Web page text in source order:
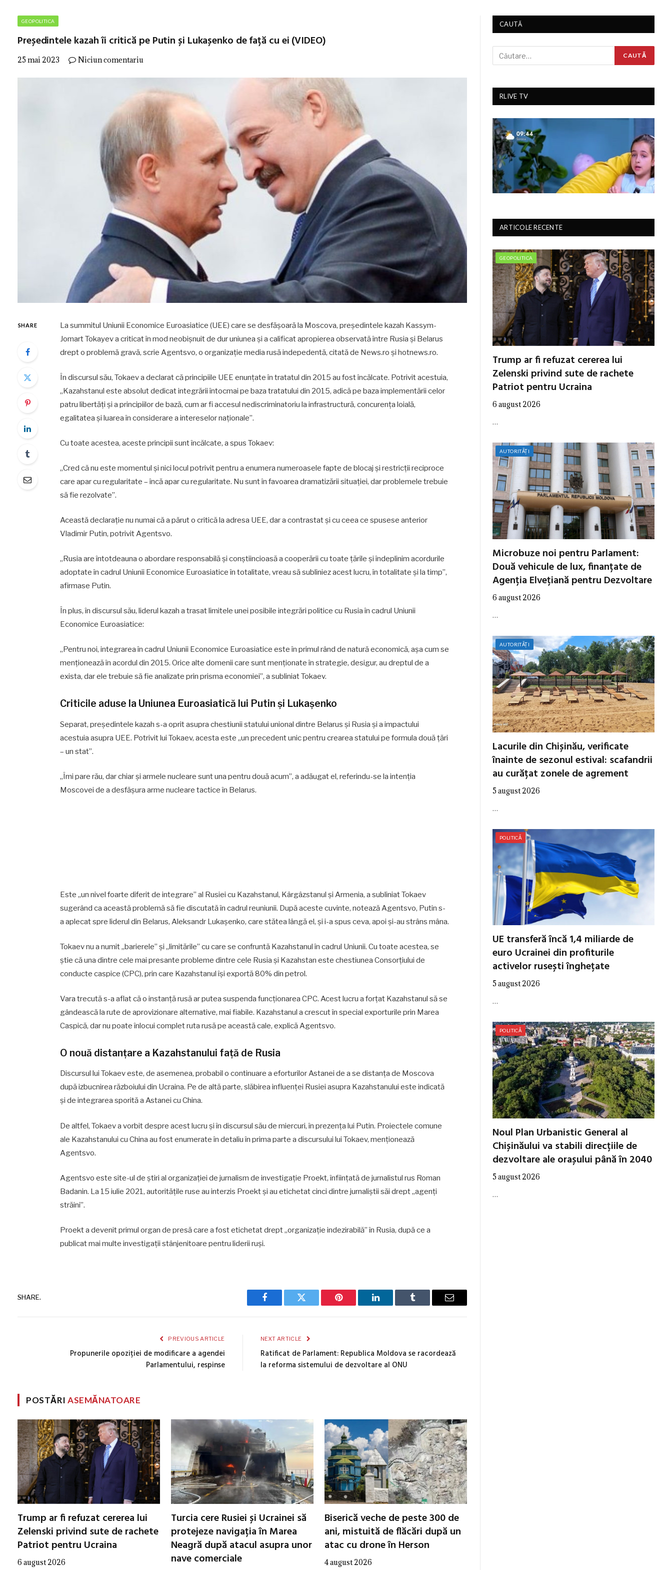
GEOPOLITICA
Președintele kazah îi critică pe Putin și Lukașenko de față cu ei (VIDEO)
25 mai 2023 Niciun comentariu
SHARE
La summitul Uniunii Economice Euroasiatice (UEE) care se desfășoară la Moscova, președintele kazah Kassym-
Jomart Tokayev a criticat în mod neobișnuit de dur uniunea și a calificat apropierea observată între Rusia și Belarus
drept o problemă gravă, scrie Agentsvo, o organizație media rusă indepedentă, citată de News.ro și hotnews.ro.
În discursul său, Tokaev a declarat că principiile UEE enunțate în tratatul din 2015 au fost încălcate. Potrivit acestuia,
„Kazahstanul este absolut dedicat integrării întocmai pe baza tratatului din 2015, adică pe baza implementării celor
patru libertăți și a principiilor de bază, cum ar fi accesul nediscriminatoriu la infrastructură, concurența loială,
egalitatea și luarea în considerare a intereselor naționale”.
Cu toate acestea, aceste principii sunt încălcate, a spus Tokaev:
„Cred că nu este momentul și nici locul potrivit pentru a enumera numeroasele fapte de blocaj și restricții reciproce
care apar cu regularitate – încă apar cu regularitate. Nu sunt în favoarea dramatizării situației, dar problemele trebuie
să fie rezolvate”.
Această declarație nu numai că a părut o critică la adresa UEE, dar a contrastat și cu ceea ce spusese anterior
Vladimir Putin, potrivit Agentsvo.
„Rusia are întotdeauna o abordare responsabilă și conștiincioasă a cooperării cu toate țările și îndeplinim acordurile
adoptate în cadrul Uniunii Economice Euroasiatice în totalitate, vreau să subliniez acest lucru, în totalitate și la timp”,
afirmase Putin.
În plus, în discursul său, liderul kazah a trasat limitele unei posibile integrări politice cu Rusia în cadrul Uniunii
Economice Euroasiatice:
„Pentru noi, integrarea în cadrul Uniunii Economice Euroasiatice este în primul rând de natură economică, așa cum se
menționează în acordul din 2015. Orice alte domenii care sunt menționate în strategie, desigur, au dreptul de a
exista, dar ele trebuie să fie analizate prin prisma economiei”, a subliniat Tokaev.
Criticile aduse la Uniunea Euroasiatică lui Putin și Lukașenko
Separat, președintele kazah s-a oprit asupra chestiunii statului unional dintre Belarus și Rusia și a impactului
acestuia asupra UEE. Potrivit lui Tokaev, acesta este „un precedent unic pentru crearea statului pe formula două țări
– un stat”.
„Îmi pare rău, dar chiar și armele nucleare sunt una pentru două acum”, a adăugat el, referindu-se la intenția
Moscovei de a desfășura arme nucleare tactice în Belarus.
Este „un nivel foarte diferit de integrare” al Rusiei cu Kazahstanul, Kârgâzstanul și Armenia, a subliniat Tokaev
sugerând ca această problemă să fie discutată în cadrul reuniunii. După aceste cuvinte, notează Agentsvo, Putin s-
a aplecat spre liderul din Belarus, Aleksandr Lukașenko, care stătea lângă el, și i-a spus ceva, apoi și-au strâns mâna.
Tokaev nu a numit „barierele” și „limitările” cu care se confruntă Kazahstanul în cadrul Uniunii. Cu toate acestea, se
știe că una dintre cele mai presante probleme dintre cele Rusia și Kazahstan este chestiunea Consorțiului de
conducte caspice (CPC), prin care Kazahstanul își exportă 80% din petrol.
Vara trecută s-a aflat că o instanță rusă ar putea suspenda funcționarea CPC. Acest lucru a forțat Kazahstanul să se
gândească la rute de aprovizionare alternative, mai fiabile. Kazahstanul a crescut în special exporturile prin Marea
Caspică, dar nu poate înlocui complet ruta rusă pe această cale, explică Agentsvo.
O nouă distanțare a Kazahstanului față de Rusia
Discursul lui Tokaev este, de asemenea, probabil o continuare a eforturilor Astanei de a se distanța de Moscova
după izbucnirea războiului din Ucraina. Pe de altă parte, slăbirea influenței Rusiei asupra Kazahstanului este indicată
și de integrarea sporită a Astanei cu China.
De altfel, Tokaev a vorbit despre acest lucru și în discursul său de miercuri, în prezența lui Putin. Proiectele comune
ale Kazahstanului cu China au fost enumerate în detaliu în prima parte a discursului lui Tokaev, menționează
Agentsvo.
Agentsvo este site-ul de știri al organizației de jurnalism de investigație Proekt, înființată de jurnalistul rus Roman
Badanin. La 15 iulie 2021, autoritățile ruse au interzis Proekt și au etichetat cinci dintre jurnaliștii săi drept „agenți
străini”.
Proekt a devenit primul organ de presă care a fost etichetat drept „organizație indezirabilă” în Rusia, după ce a
publicat mai multe investigații stânjenitoare pentru liderii ruși.
SHARE.
Facebook Twitter Pinterest LinkedIn Tumblr Email
PREVIOUS ARTICLE
Propunerile opoziției de modificare a agendei
Parlamentului, respinse
NEXT ARTICLE
Ratificat de Parlament: Republica Moldova se racordează
la reforma sistemului de dezvoltare al ONU
POSTĂRIASEMĂNATOARE
Trump ar fi refuzat cererea lui
Zelenski privind sute de rachete
Patriot pentru Ucraina
6 august 2026
Turcia cere Rusiei și Ucrainei să
protejeze navigația în Marea
Neagră după atacul asupra unor
nave comerciale
Biserică veche de peste 300 de
ani, mistuită de flăcări după un
atac cu drone în Herson
4 august 2026
CAUTĂ
RLIVE TV
ARTICOLE RECENTE
GEOPOLITICA
Trump ar fi refuzat cererea lui
Zelenski privind sute de rachete
Patriot pentru Ucraina
6 august 2026
…
AUTORITĂȚI
Microbuze noi pentru Parlament:
Două vehicule de lux, finanțate de
Agenția Elvețiană pentru Dezvoltare
6 august 2026
…
AUTORITĂȚI
Lacurile din Chișinău, verificate
înainte de sezonul estival: scafandrii
au curățat zonele de agrement
5 august 2026
…
POLITICĂ
UE transferă încă 1,4 miliarde de
euro Ucrainei din profiturile
activelor rusești înghețate
5 august 2026
…
POLITICĂ
Noul Plan Urbanistic General al
Chișinăului va stabili direcțiile de
dezvoltare ale orașului până în 2040
5 august 2026
…